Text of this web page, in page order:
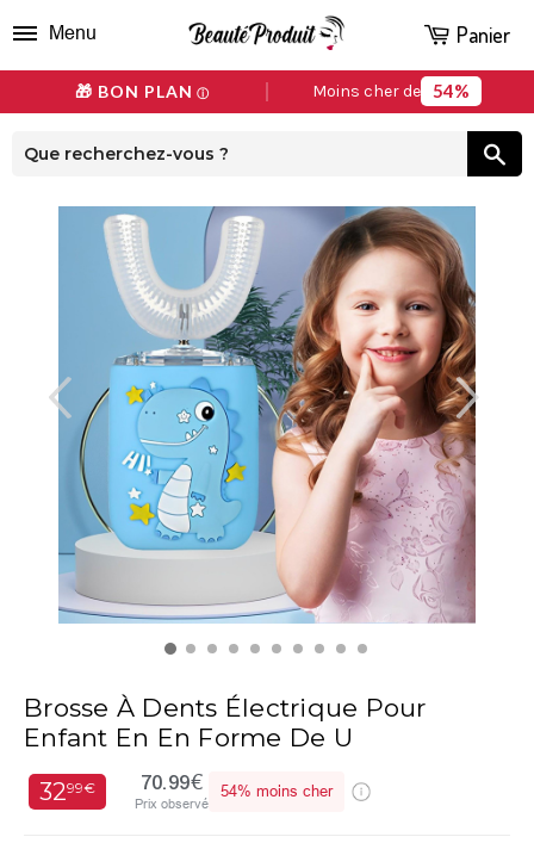
🎁 BON PLAN ⓘ Moins cher de 54%
Menu Panier
Brosse À Dents Électrique Pour
Enfant En En Forme De U
3299€ 70.99€
Prix observé
54% moins cher